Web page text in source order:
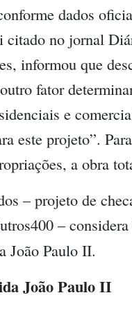
dados
no jornal
informou que
fator
e
este projeto”.
a obra
– projeto de
– considera
João Paulo II.
João Paulo II